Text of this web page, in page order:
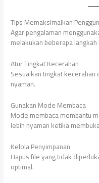
Tips Memaksimalkan
Agar pengalaman
melakukan beberapa
Atur Tingkat Kecerahan
Sesuaikan tingkat
nyaman.
Gunakan Mode Membaca
Mode membaca membantu
lebih nyaman ketika
Kelola Penyimpanan
Hapus file yang tidak
optimal.